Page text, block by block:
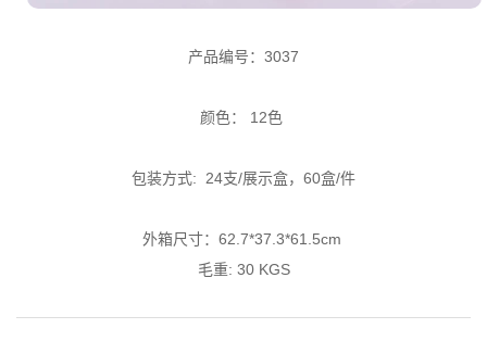
产品编号：3037
颜色： 12色
包装方式: 24支/展示盒，60盒/件
外箱尺寸：62.7*37.3*61.5cm
毛重: 30 KGS